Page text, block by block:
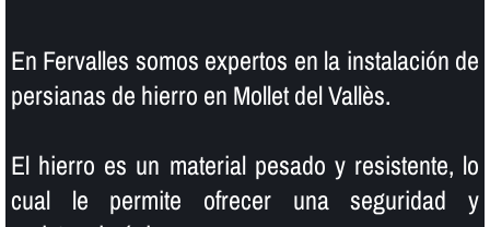
En Fervalles somos expertos en la instalación de
persianas de hierro en Mollet del Vallès.
El hierro es un material pesado y resistente, lo
cual le permite ofrecer una seguridad y